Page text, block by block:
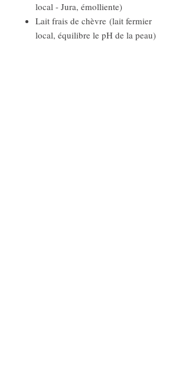
local - Jura, émolliente)
Lait frais de chèvre (lait fermier
local, équilibre le pH de la peau)